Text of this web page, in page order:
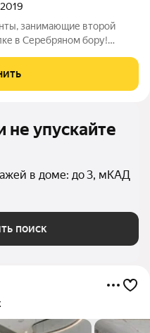
занимающие второй
в Серебряном бору!
с мягким покрытием.
не упускайте
в доме: до 3, мКАД
поиск